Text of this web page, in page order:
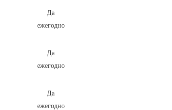
Да
ежегодно
Да
ежегодно
Да
ежегодно